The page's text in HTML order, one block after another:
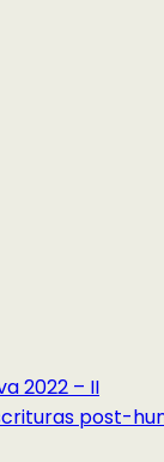
2022 – II
post-